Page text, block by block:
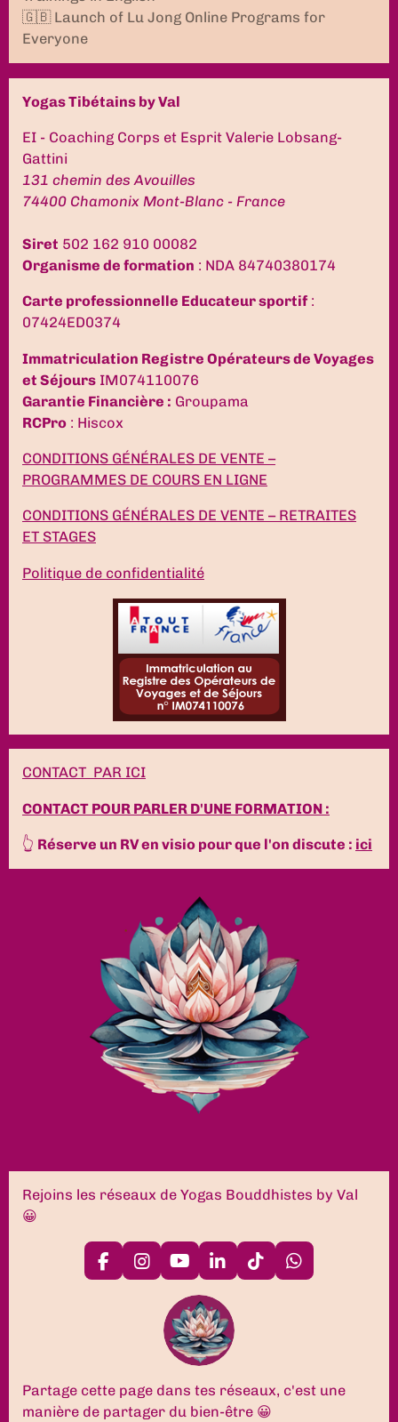
🇬🇧 Launch of Lu Jong Online Programs for
Everyone
Yogas Tibétains by Val
EI - Coaching Corps et Esprit Valerie Lobsang-
Gattini
131 chemin des Avouilles
74400 Chamonix Mont-Blanc - France
Siret 502 162 910 00082
Organisme de formation : NDA 84740380174
Carte professionnelle Educateur sportif :
07424ED0374
Immatriculation Registre Opérateurs de Voyages
et Séjours IM074110076
Garantie Financière : Groupama
RCPro : Hiscox
CONDITIONS GÉNÉRALES DE VENTE –
PROGRAMMES DE COURS EN LIGNE
CONDITIONS GÉNÉRALES DE VENTE – RETRAITES
ET STAGES
Politique de confidentialité
CONTACT PAR ICI
CONTACT POUR PARLER D'UNE FORMATION :
👆 Réserve un RV en visio pour que l'on discute : ici
Rejoins les réseaux de Yogas Bouddhistes by Val
😀
F
a
k
I
n
a
m
Y
o
u
T
u
b
e
L
i
n
k
e
d
n
T
i
W
h
p
Partage cette page dans tes réseaux, c'est une
manière de partager du bien-être 😀